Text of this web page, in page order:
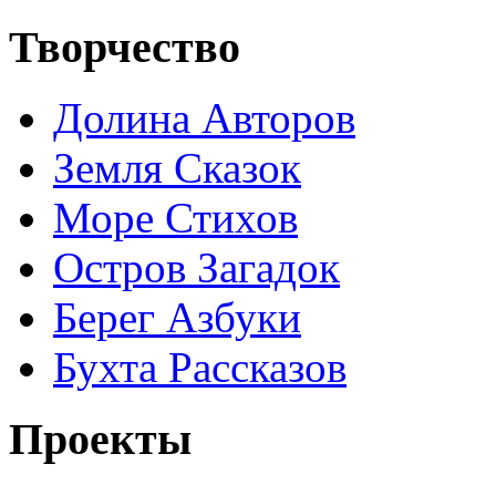
Творчество
Долина Авторов
Земля Сказок
Море Стихов
Остров Загадок
Берег Азбуки
Бухта Рассказов
Проекты